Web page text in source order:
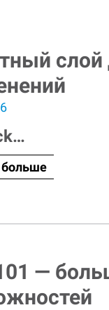
слой
…
больше
—